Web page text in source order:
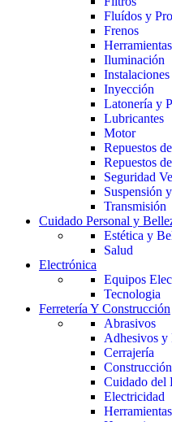
Fluídos y
Frenos
Herramientas
Iluminación
Inyección
Latonería y
Lubricantes
Motor
Repuestos
Repuestos
Seguridad
Suspensión
Transmisión
Cuidado Personal y
Estética y
Salud
Electrónica
Equipos
Tecnologia
Ferretería Y Construcción
Abrasivos
Adhesivos y
Cerrajería
Cuidado del
Electricidad
Herramientas